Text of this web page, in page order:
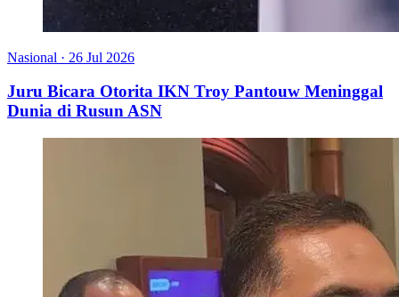
Nasional · 26 Jul 2026
Juru Bicara Otorita IKN Troy Pantouw Meninggal
Dunia di Rusun ASN